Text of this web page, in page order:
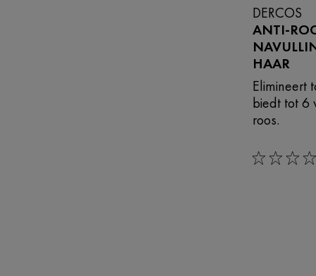
DERCOS
ANTI-
HAAR
Elimineert
biedt tot 6
roos.
0/5